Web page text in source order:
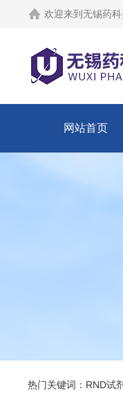
欢迎来到 无锡药
网站首页
热门关键词：RND试